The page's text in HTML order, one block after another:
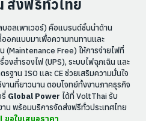
ส่งฟรีทั่วไทย
อลเพาเวอร์) คือแบรนด์ชั้นนำด้าน
ออกแบบมาเพื่อความทนทานและ
(Maintenance Free) ให้การจ่ายไฟที่
องสำรองไฟ (UPS), ระบบไฟฉุกเฉิน และ
ฐาน ISO และ CE ช่วยเสริมความมั่นใจ
านที่ยาวนาน ตอบโจทย์ทั้งงานภาคธุรกิจ
Global Power ได้ที่ VoltThai รับ
น พร้อมบริการจัดส่งฟรีทั่วประเทศไทย